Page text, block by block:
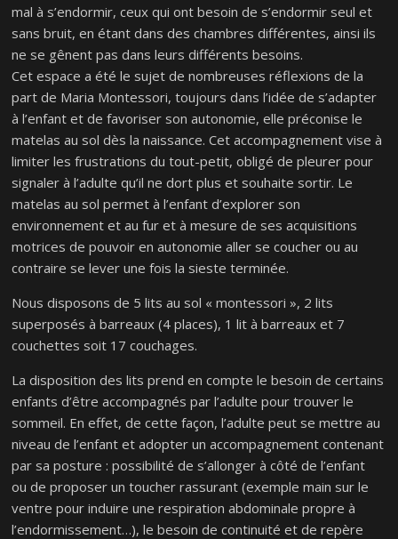
mal à s’endormir, ceux qui ont besoin de s’endormir seul et
sans bruit, en étant dans des chambres différentes, ainsi ils
ne se gênent pas dans leurs différents besoins.
Cet espace a été le sujet de nombreuses réflexions de la
part de Maria Montessori, toujours dans l’idée de s’adapter
à l’enfant et de favoriser son autonomie, elle préconise le
matelas au sol dès la naissance. Cet accompagnement vise à
limiter les frustrations du tout-petit, obligé de pleurer pour
signaler à l’adulte qu’il ne dort plus et souhaite sortir. Le
matelas au sol permet à l’enfant d’explorer son
environnement et au fur et à mesure de ses acquisitions
motrices de pouvoir en autonomie aller se coucher ou au
contraire se lever une fois la sieste terminée.
Nous disposons de 5 lits au sol « montessori », 2 lits
superposés à barreaux (4 places), 1 lit à barreaux et 7
couchettes soit 17 couchages.
La disposition des lits prend en compte le besoin de certains
enfants d’être accompagnés par l’adulte pour trouver le
sommeil. En effet, de cette façon, l’adulte peut se mettre au
niveau de l’enfant et adopter un accompagnement contenant
par sa posture : possibilité de s’allonger à côté de l’enfant
ou de proposer un toucher rassurant (exemple main sur le
ventre pour induire une respiration abdominale propre à
l’endormissement…), le besoin de continuité et de repère